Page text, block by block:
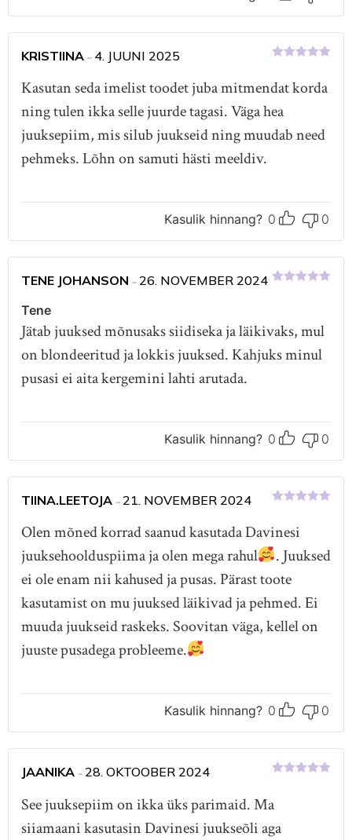
KRISTIINA – 4. JUUNI 2025
Kasutan seda imelist toodet juba mitmendat korda
ning tulen ikka selle juurde tagasi. Väga hea
juuksepiim, mis silub juukseid ning muudab need
pehmeks. Lõhn on samuti hästi meeldiv.
Kasulik hinnang? 0 0
TENE JOHANSON –26. NOVEMBER 2024
Tene
Jätab juuksed mõnusaks siidiseka ja läikivaks, mul
on blondeeritud ja lokkis juuksed. Kahjuks minul
pusasi ei aita kergemini lahti arutada.
Kasulik hinnang? 0 0
TIINA.LEETOJA –21. NOVEMBER 2024
Olen mõned korrad saanud kasutada Davinesi
juuksehoolduspiima ja olen mega rahul
. Juuksed
ei ole enam nii kahused ja pusas. Pärast toote
kasutamist on mu juuksed läikivad ja pehmed. Ei
muuda juukseid raskeks. Soovitan väga, kellel on
juuste pusadega probleeme.
Kasulik hinnang? 0 0
JAANIKA –28. OKTOOBER 2024
See juuksepiim on ikka üks parimaid. Ma
siiamaani kasutasin Davinesi juukseõli aga